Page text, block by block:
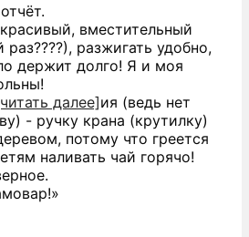
вместительный
разжигать удобно,
держит долго! Я и моя
далее]ия (ведь нет
- ручку крана (крутилку)
потому что греется
наливать чай горячо!
»